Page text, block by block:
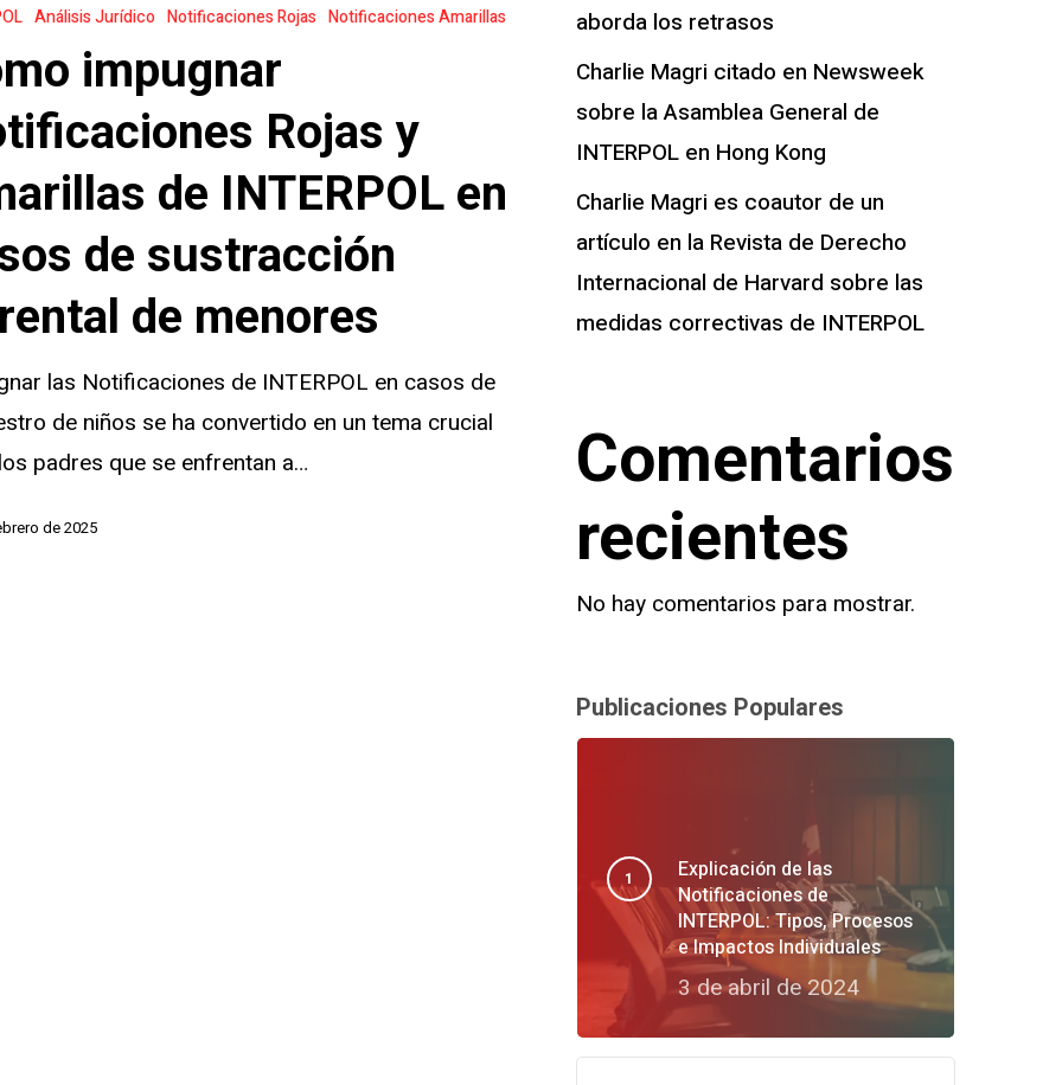
Análisis Jurídico Notificaciones Rojas Notificaciones Amarillas
impugnar
Rojas y
de INTERPOL en
de sustracción
de menores
las Notificaciones de INTERPOL en casos de
de niños se ha convertido en un tema crucial
padres que se enfrentan a…
de 2025
aborda los retrasos
Charlie Magri citado en Newsweek
sobre la Asamblea General de
INTERPOL en Hong Kong
Charlie Magri es coautor de un
artículo en la Revista de Derecho
Internacional de Harvard sobre las
medidas correctivas de INTERPOL
Comentarios
recientes
No hay comentarios para mostrar.
Publicaciones Populares
Explicación de las
Notificaciones de
INTERPOL: Tipos, Procesos
e Impactos Individuales
3 de abril de 2024